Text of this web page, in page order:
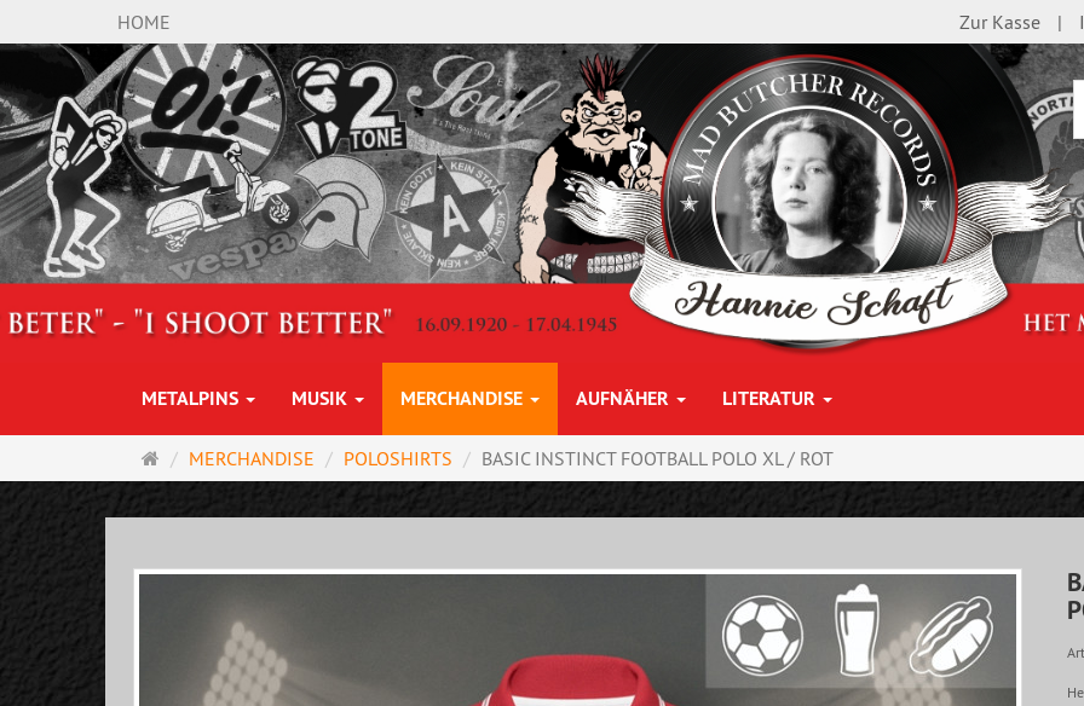
HOME Zur Kasse
METALPINS MUSIK MERCHANDISE AUFNÄHER LITERATUR
Startseite
MERCHANDISE POLOSHIRTS BASIC INSTINCT FOOTBALL POLO XL / ROT